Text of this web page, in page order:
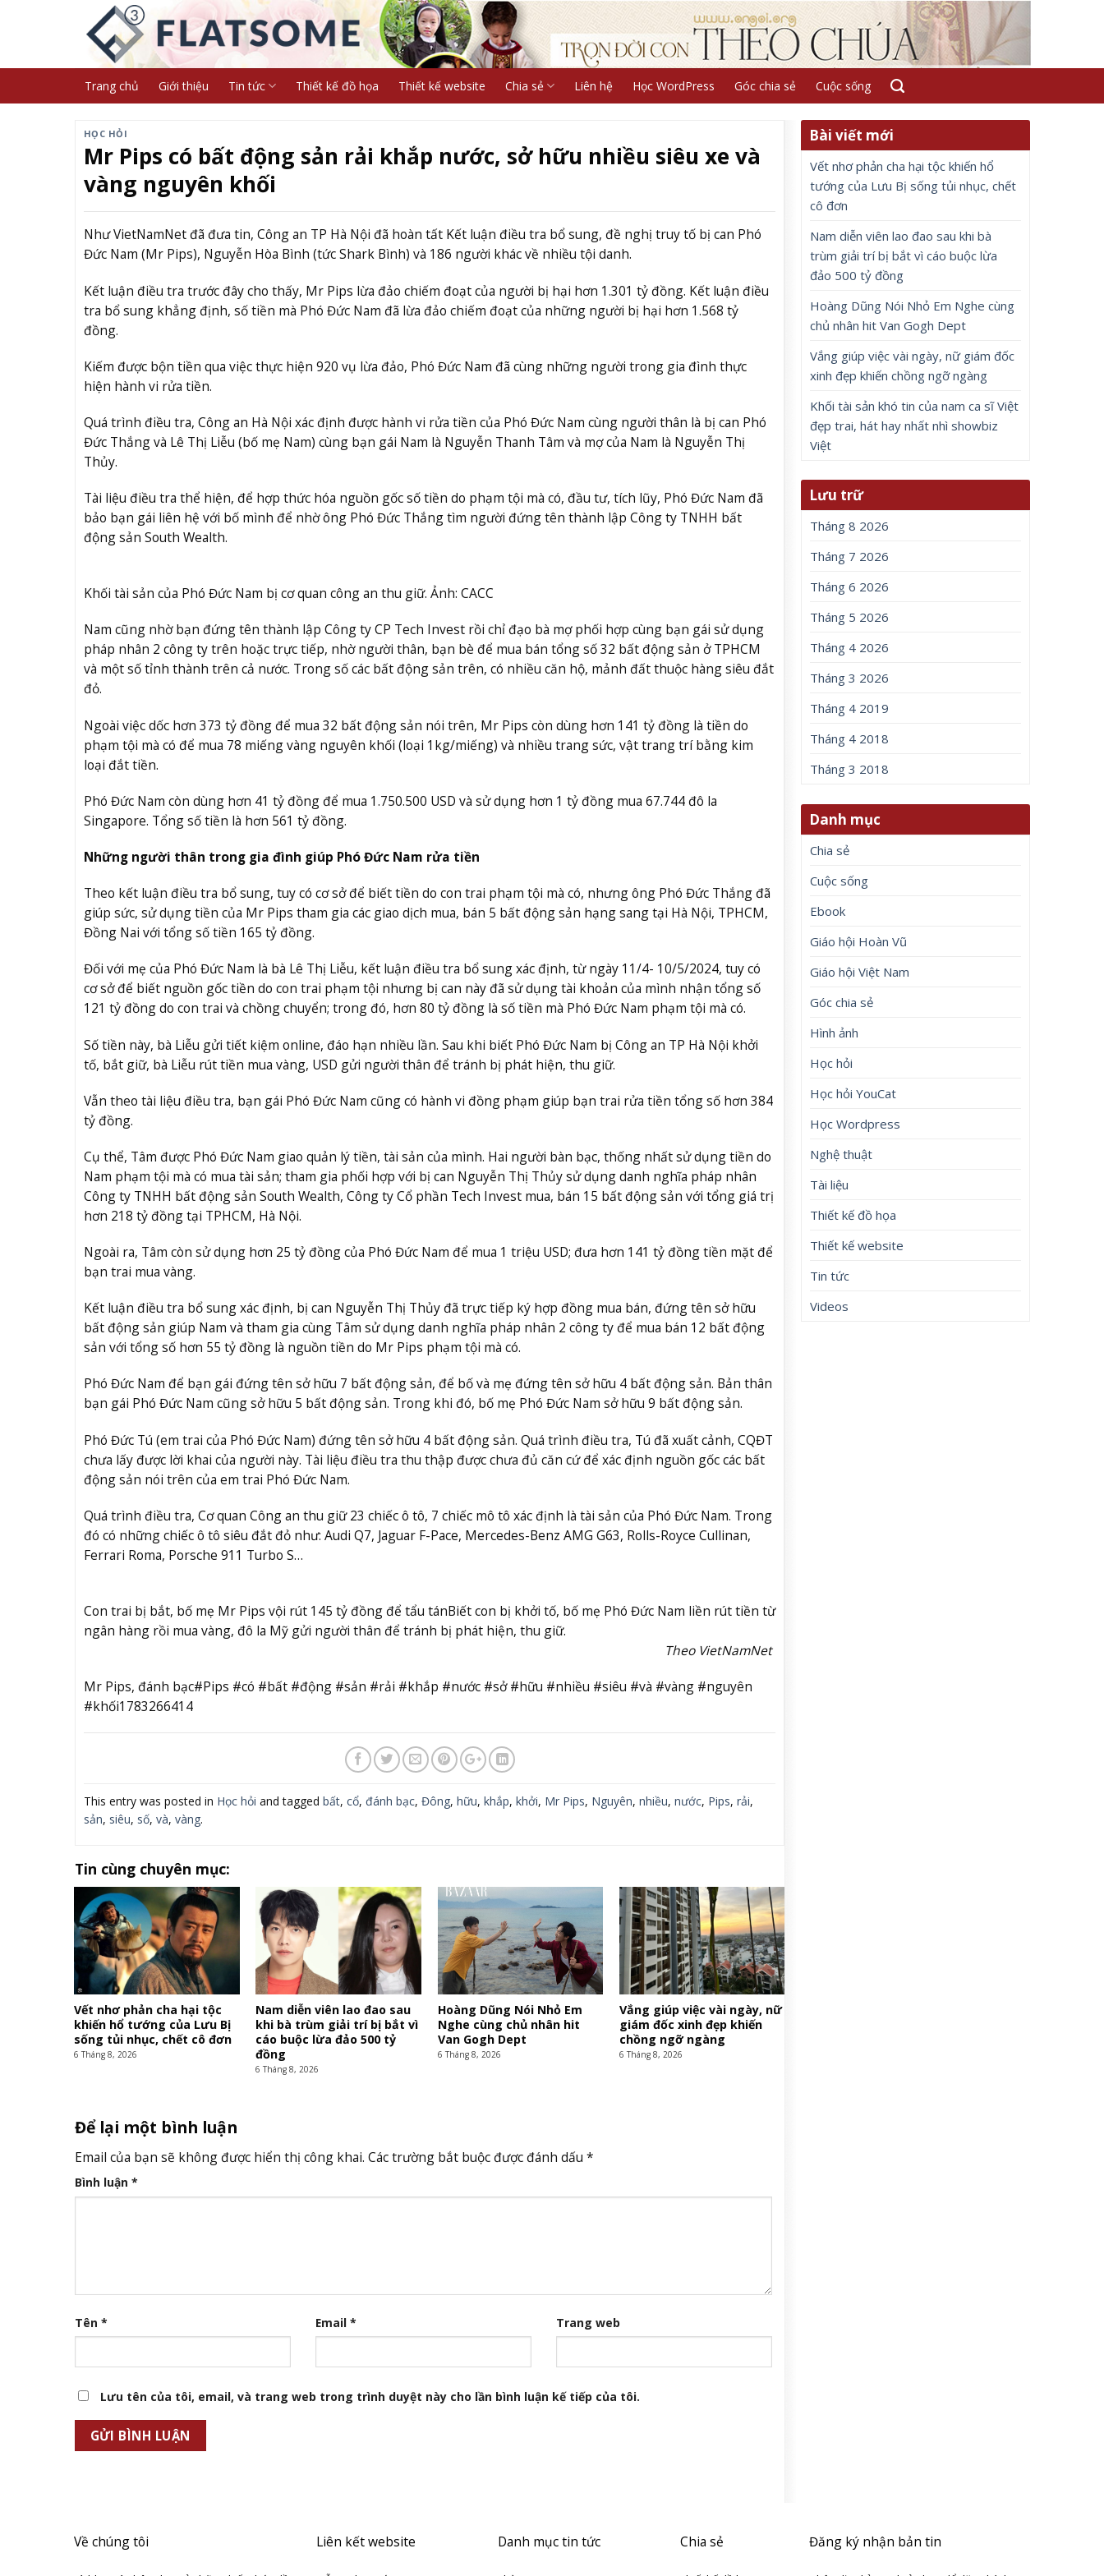
Trang chủ Giới thiệu Tin tức Thiết kế đồ họa Thiết kế website Chia sẻ Liên hệ Học WordPress Góc chia sẻ Cuộc sống
HỌC HỎI
Mr Pips có bất động sản rải khắp nước, sở hữu nhiều siêu xe và
vàng nguyên khối
Như VietNamNet đã đưa tin, Công an TP Hà Nội đã hoàn tất Kết luận điều tra bổ sung, đề nghị truy tố bị can Phó
Đức Nam (Mr Pips), Nguyễn Hòa Bình (tức Shark Bình) và 186 người khác về nhiều tội danh.
Kết luận điều tra trước đây cho thấy, Mr Pips lừa đảo chiếm đoạt của người bị hại hơn 1.301 tỷ đồng. Kết luận điều
tra bổ sung khẳng định, số tiền mà Phó Đức Nam đã lừa đảo chiếm đoạt của những người bị hại hơn 1.568 tỷ
đồng.
Kiếm được bộn tiền qua việc thực hiện 920 vụ lừa đảo, Phó Đức Nam đã cùng những người trong gia đình thực
hiện hành vi rửa tiền.
Quá trình điều tra, Công an Hà Nội xác định được hành vi rửa tiền của Phó Đức Nam cùng người thân là bị can Phó
Đức Thắng và Lê Thị Liễu (bố mẹ Nam) cùng bạn gái Nam là Nguyễn Thanh Tâm và mợ của Nam là Nguyễn Thị
Thủy.
Tài liệu điều tra thể hiện, để hợp thức hóa nguồn gốc số tiền do phạm tội mà có, đầu tư, tích lũy, Phó Đức Nam đã
bảo bạn gái liên hệ với bố mình để nhờ ông Phó Đức Thắng tìm người đứng tên thành lập Công ty TNHH bất
động sản South Wealth.
Khối tài sản của Phó Đức Nam bị cơ quan công an thu giữ. Ảnh: CACC
Nam cũng nhờ bạn đứng tên thành lập Công ty CP Tech Invest rồi chỉ đạo bà mợ phối hợp cùng bạn gái sử dụng
pháp nhân 2 công ty trên hoặc trực tiếp, nhờ người thân, bạn bè để mua bán tổng số 32 bất động sản ở TPHCM
và một số tỉnh thành trên cả nước. Trong số các bất động sản trên, có nhiều căn hộ, mảnh đất thuộc hàng siêu đắt
đỏ.
Ngoài việc dốc hơn 373 tỷ đồng để mua 32 bất động sản nói trên, Mr Pips còn dùng hơn 141 tỷ đồng là tiền do
phạm tội mà có để mua 78 miếng vàng nguyên khối (loại 1kg/miếng) và nhiều trang sức, vật trang trí bằng kim
loại đắt tiền.
Phó Đức Nam còn dùng hơn 41 tỷ đồng để mua 1.750.500 USD và sử dụng hơn 1 tỷ đồng mua 67.744 đô la
Singapore. Tổng số tiền là hơn 561 tỷ đồng.
Những người thân trong gia đình giúp Phó Đức Nam rửa tiền
Theo kết luận điều tra bổ sung, tuy có cơ sở để biết tiền do con trai phạm tội mà có, nhưng ông Phó Đức Thắng đã
giúp sức, sử dụng tiền của Mr Pips tham gia các giao dịch mua, bán 5 bất động sản hạng sang tại Hà Nội, TPHCM,
Đồng Nai với tổng số tiền 165 tỷ đồng.
Đối với mẹ của Phó Đức Nam là bà Lê Thị Liễu, kết luận điều tra bổ sung xác định, từ ngày 11/4- 10/5/2024, tuy có
cơ sở để biết nguồn gốc tiền do con trai phạm tội nhưng bị can này đã sử dụng tài khoản của mình nhận tổng số
121 tỷ đồng do con trai và chồng chuyển; trong đó, hơn 80 tỷ đồng là số tiền mà Phó Đức Nam phạm tội mà có.
Số tiền này, bà Liễu gửi tiết kiệm online, đáo hạn nhiều lần. Sau khi biết Phó Đức Nam bị Công an TP Hà Nội khởi
tố, bắt giữ, bà Liễu rút tiền mua vàng, USD gửi người thân để tránh bị phát hiện, thu giữ.
Vẫn theo tài liệu điều tra, bạn gái Phó Đức Nam cũng có hành vi đồng phạm giúp bạn trai rửa tiền tổng số hơn 384
tỷ đồng.
Cụ thể, Tâm được Phó Đức Nam giao quản lý tiền, tài sản của mình. Hai người bàn bạc, thống nhất sử dụng tiền do
Nam phạm tội mà có mua tài sản; tham gia phối hợp với bị can Nguyễn Thị Thủy sử dụng danh nghĩa pháp nhân
Công ty TNHH bất động sản South Wealth, Công ty Cổ phần Tech Invest mua, bán 15 bất động sản với tổng giá trị
hơn 218 tỷ đồng tại TPHCM, Hà Nội.
Ngoài ra, Tâm còn sử dụng hơn 25 tỷ đồng của Phó Đức Nam để mua 1 triệu USD; đưa hơn 141 tỷ đồng tiền mặt để
bạn trai mua vàng.
Kết luận điều tra bổ sung xác định, bị can Nguyễn Thị Thủy đã trực tiếp ký hợp đồng mua bán, đứng tên sở hữu
bất động sản giúp Nam và tham gia cùng Tâm sử dụng danh nghĩa pháp nhân 2 công ty để mua bán 12 bất động
sản với tổng số hơn 55 tỷ đồng là nguồn tiền do Mr Pips phạm tội mà có.
Phó Đức Nam để bạn gái đứng tên sở hữu 7 bất động sản, để bố và mẹ đứng tên sở hữu 4 bất động sản. Bản thân
bạn gái Phó Đức Nam cũng sở hữu 5 bất động sản. Trong khi đó, bố mẹ Phó Đức Nam sở hữu 9 bất động sản.
Phó Đức Tú (em trai của Phó Đức Nam) đứng tên sở hữu 4 bất động sản. Quá trình điều tra, Tú đã xuất cảnh, CQĐT
chưa lấy được lời khai của người này. Tài liệu điều tra thu thập được chưa đủ căn cứ để xác định nguồn gốc các bất
động sản nói trên của em trai Phó Đức Nam.
Quá trình điều tra, Cơ quan Công an thu giữ 23 chiếc ô tô, 7 chiếc mô tô xác định là tài sản của Phó Đức Nam. Trong
đó có những chiếc ô tô siêu đắt đỏ như: Audi Q7, Jaguar F-Pace, Mercedes-Benz AMG G63, Rolls-Royce Cullinan,
Ferrari Roma, Porsche 911 Turbo S…
Con trai bị bắt, bố mẹ Mr Pips vội rút 145 tỷ đồng để tẩu tánBiết con bị khởi tố, bố mẹ Phó Đức Nam liền rút tiền từ
ngân hàng rồi mua vàng, đô la Mỹ gửi người thân để tránh bị phát hiện, thu giữ.
Theo VietNamNet
Mr Pips, đánh bạc#Pips #có #bất #động #sản #rải #khắp #nước #sở #hữu #nhiều #siêu #và #vàng #nguyên
#khối1783266414
This entry was posted in Học hỏi and tagged bất, cổ, đánh bạc, Đông, hữu, khắp, khởi, Mr Pips, Nguyên, nhiều, nước, Pips, rải,
sản, siêu, số, và, vàng.
Tin cùng chuyên mục:
Vết nhơ phản cha hại tộc
khiến hổ tướng của Lưu Bị
sống tủi nhục, chết cô đơn
6 Tháng 8, 2026
Nam diễn viên lao đao sau
khi bà trùm giải trí bị bắt vì
cáo buộc lừa đảo 500 tỷ
đồng
6 Tháng 8, 2026
Hoàng Dũng Nói Nhỏ Em
Nghe cùng chủ nhân hit
Van Gogh Dept
6 Tháng 8, 2026
Vắng giúp việc vài ngày, nữ
giám đốc xinh đẹp khiến
chồng ngỡ ngàng
6 Tháng 8, 2026
Để lại một bình luận
Email của bạn sẽ không được hiển thị công khai. Các trường bắt buộc được đánh dấu *
Bình luận *
Tên * Email * Trang web
Lưu tên của tôi, email, và trang web trong trình duyệt này cho lần bình luận kế tiếp của tôi.
Bài viết mới
Vết nhơ phản cha hại tộc khiến hổ
tướng của Lưu Bị sống tủi nhục, chết
cô đơn
Nam diễn viên lao đao sau khi bà
trùm giải trí bị bắt vì cáo buộc lừa
đảo 500 tỷ đồng
Hoàng Dũng Nói Nhỏ Em Nghe cùng
chủ nhân hit Van Gogh Dept
Vắng giúp việc vài ngày, nữ giám đốc
xinh đẹp khiến chồng ngỡ ngàng
Khối tài sản khó tin của nam ca sĩ Việt
đẹp trai, hát hay nhất nhì showbiz
Việt
Lưu trữ
Tháng 8 2026
Tháng 7 2026
Tháng 6 2026
Tháng 5 2026
Tháng 4 2026
Tháng 3 2026
Tháng 4 2019
Tháng 4 2018
Tháng 3 2018
Danh mục
Chia sẻ
Cuộc sống
Ebook
Giáo hội Hoàn Vũ
Giáo hội Việt Nam
Góc chia sẻ
Hình ảnh
Học hỏi
Học hỏi YouCat
Học Wordpress
Nghệ thuật
Tài liệu
Thiết kế đồ họa
Thiết kế website
Tin tức
Videos
Về chúng tôi Liên kết website Danh mục tin tức Chia sẻ Đăng ký nhận bản tin